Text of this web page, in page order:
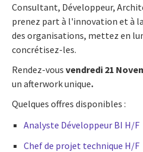
Consultant, Développeur,
prenez part à l'innovation et à
des organisations, mettez en
concrétisez-les.
Rendez-vous vendredi 21
un afterwork unique.
Quelques offres disponibles :
Analyste Développeur BI H/F
Chef de projet technique H/F